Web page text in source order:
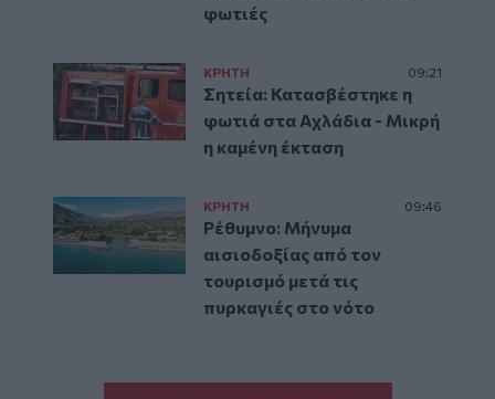
φωτιές
ΚΡΗΤΗ 09:21
Σητεία: Κατασβέστηκε η
φωτιά στα Αχλάδια - Μικρή
η καμένη έκταση
ΚΡΗΤΗ 09:46
Ρέθυμνο: Μήνυμα
αισιοδοξίας από τον
τουρισμό μετά τις
πυρκαγιές στο νότο